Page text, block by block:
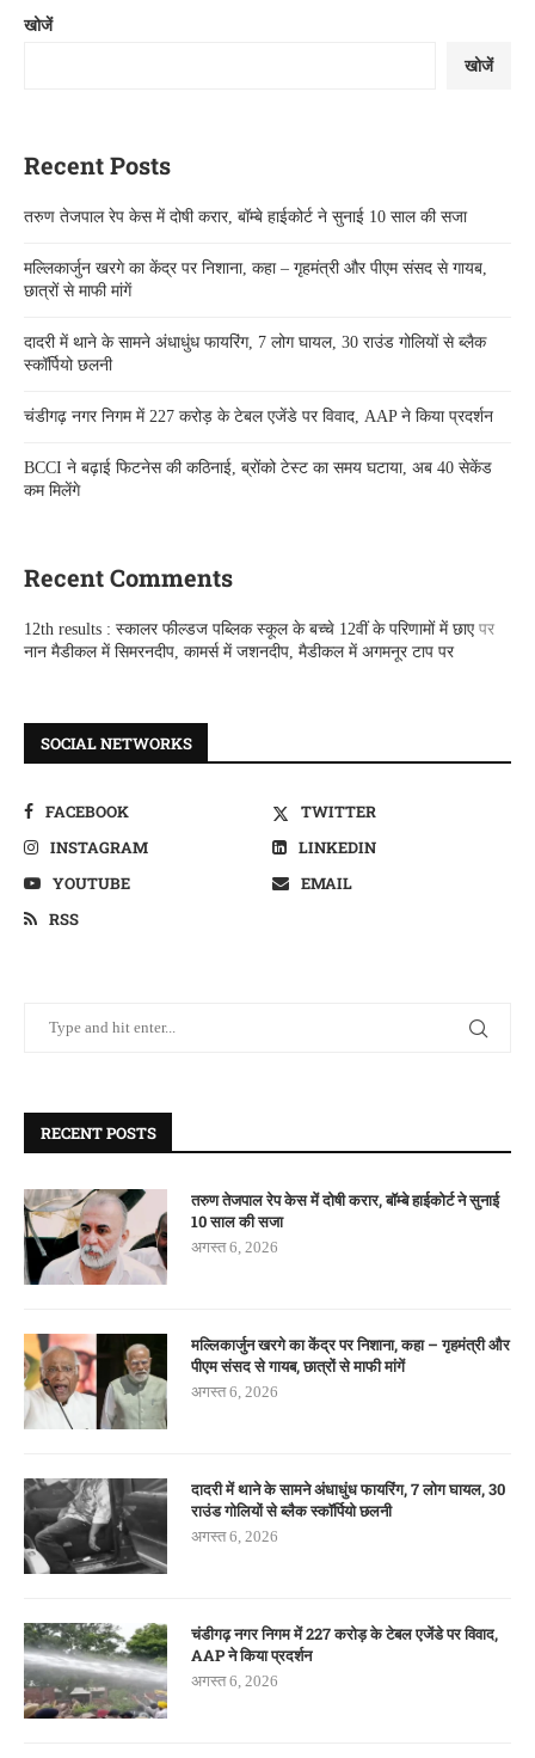
खोजें
खोजें
Recent Posts
तरुण तेजपाल रेप केस में दोषी करार, बॉम्बे हाईकोर्ट ने सुनाई 10 साल की सजा
मल्लिकार्जुन खरगे का केंद्र पर निशाना, कहा – गृहमंत्री और पीएम संसद से गायब,
छात्रों से माफी मांगें
दादरी में थाने के सामने अंधाधुंध फायरिंग, 7 लोग घायल, 30 राउंड गोलियों से ब्लैक
स्कॉर्पियो छलनी
चंडीगढ़ नगर निगम में 227 करोड़ के टेबल एजेंडे पर विवाद, AAP ने किया प्रदर्शन
BCCI ने बढ़ाई फिटनेस की कठिनाई, ब्रोंको टेस्ट का समय घटाया, अब 40 सेकेंड
कम मिलेंगे
Recent Comments
12th results : स्कालर फील्डज पब्लिक स्कूल के बच्चे 12वीं के परिणामों में छाएपर
नान मैडीकल में सिमरनदीप, कामर्स में जशनदीप, मैडीकल में अगमनूर टाप पर
SOCIAL NETWORKS
FACEBOOK
TWITTER
INSTAGRAM
LINKEDIN
YOUTUBE
EMAIL
RSS
RECENT POSTS
तरुण तेजपाल रेप केस में दोषी करार, बॉम्बे हाईकोर्ट ने सुनाई
10 साल की सजा
अगस्त 6, 2026
मल्लिकार्जुन खरगे का केंद्र पर निशाना, कहा – गृहमंत्री और
पीएम संसद से गायब, छात्रों से माफी मांगें
अगस्त 6, 2026
दादरी में थाने के सामने अंधाधुंध फायरिंग, 7 लोग घायल, 30
राउंड गोलियों से ब्लैक स्कॉर्पियो छलनी
अगस्त 6, 2026
चंडीगढ़ नगर निगम में 227 करोड़ के टेबल एजेंडे पर विवाद,
AAP ने किया प्रदर्शन
अगस्त 6, 2026